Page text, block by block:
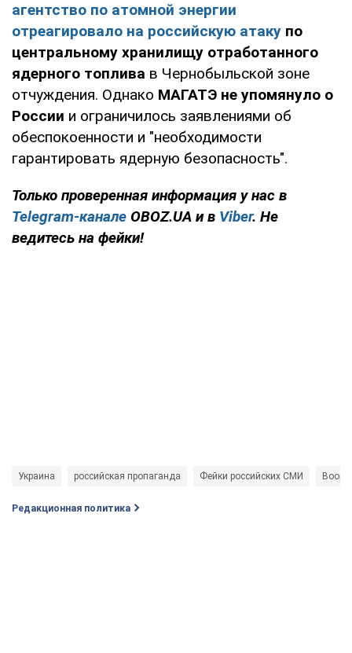
агентство по атомной энергии
отреагировало на российскую атаку по
центральному хранилищу отработанного
ядерного топлива в Чернобыльской зоне
отчуждения. Однако МАГАТЭ не упомянуло о
России и ограничилось заявлениями об
обеспокоенности и "необходимости
гарантировать ядерную безопасность".
Только проверенная информация у нас в
Telegram-канале OBOZ.UA и в Viber. Не
ведитесь на фейки!
Украина российская пропаганда Фейки российских СМИ
Редакционная политика